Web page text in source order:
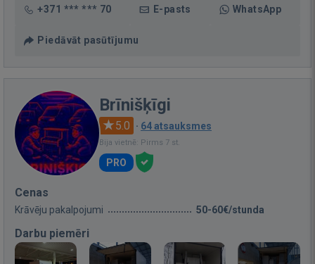
+371 *** *** 70 E-pasts WhatsApp
Piedāvāt pasūtījumu
Brīnišķīgi
5.0 · 64 atsauksmes
Bija vietnē: Pirms 7 st.
PRO
Cenas
Krāvēju pakalpojumi 50-60€/stunda
Darbu piemēri